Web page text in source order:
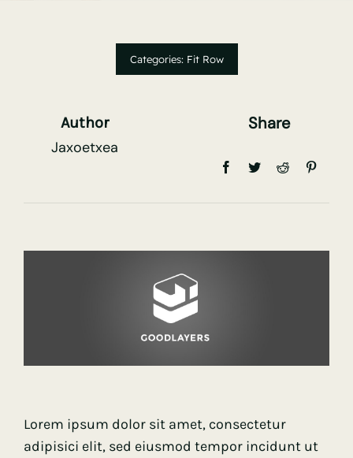
Categories: Fit Row
Author
Jaxoetxea
Share
Lorem ipsum dolor sit amet, consectetur
adipisici elit, sed eiusmod tempor incidunt ut